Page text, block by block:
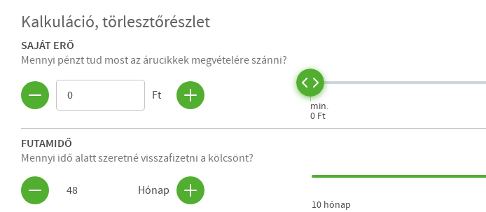
Kalkuláció, törlesztőrészlet
SAJÁT ERŐ
Mennyi pénzt tud most az árucikkek megvételére szánni?
Ft
min.
0 Ft
FUTAMIDŐ
Mennyi idő alatt szeretné visszafizetni a kölcsönt?
48 Hónap
10 hónap